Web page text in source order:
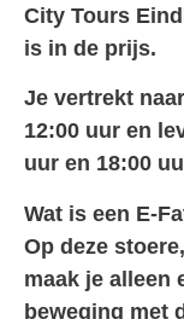
City Tours
is in de prijs.
Je vertrekt
12:00 uur en
uur en 18:00
Wat is een E-
Op deze
maak je alleen
beweging met